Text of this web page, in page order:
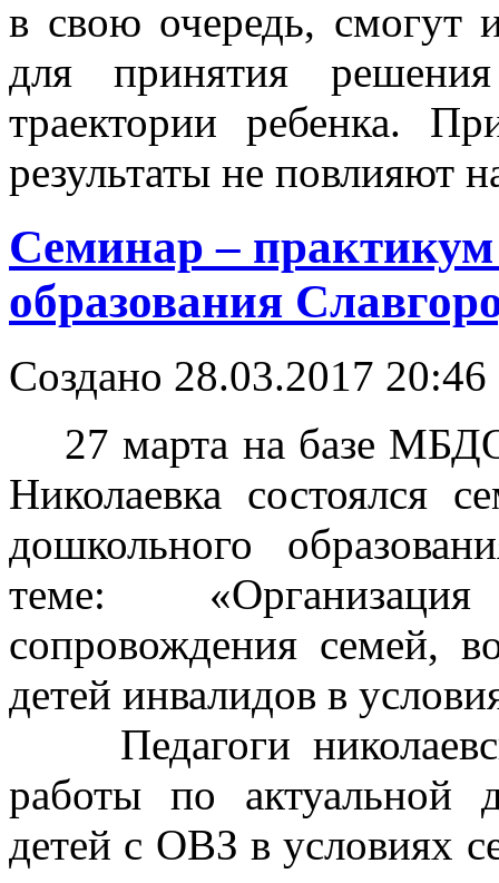
в свою очередь, смогут
для принятия
траектории ребенка.
результаты не повлияют
Cеминар –
образования
Создано 28.03.2017 20:46
27 марта на базе
Николаевка состоялся
дошкольного
теме: «Организация
сопровождения семей,
детей инвалидов в
Педагоги
работы по актуальной
детей с ОВЗ в условиях